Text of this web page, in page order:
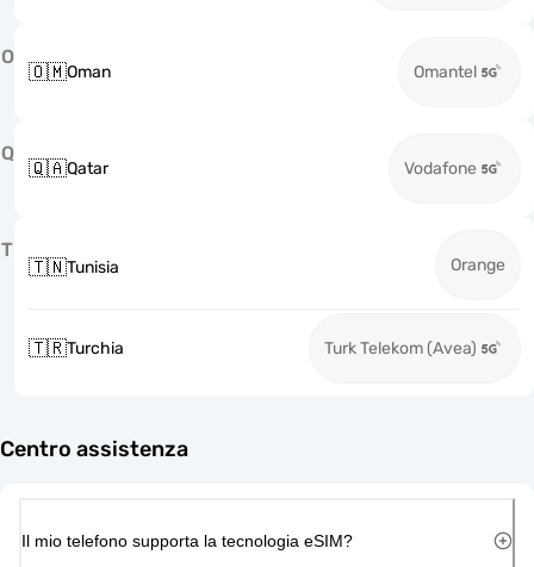
O
🇴🇲Oman Omantel
Q
🇶🇦Qatar Vodafone
T
🇹🇳Tunisia Orange
🇹🇷Turchia Turk Telekom (Avea)
Centro assistenza
Il mio telefono supporta la tecnologia eSIM?